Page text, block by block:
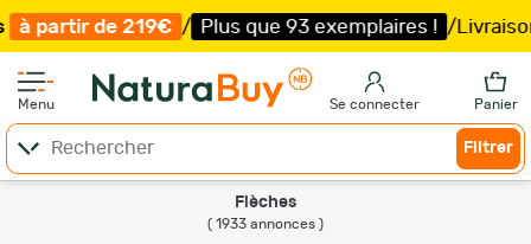
/ Plus que 93 exemplaires ! /Livraison offerte et
Menu Se connecter Panier
Filtrer
Flèches
( 1933 annonces )